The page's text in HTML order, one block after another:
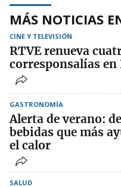
MÁS NOTICIAS
CINE Y TELEVISIÓN
RTVE renueva
corresponsalías en
GASTRONOMÍA
Alerta de verano:
bebidas que más
el calor
SALUD